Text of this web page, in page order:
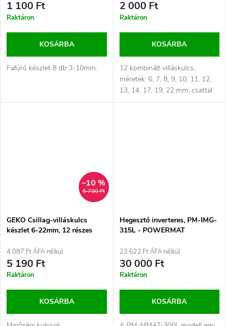
1 100 Ft
Raktáron
KOSÁRBA
Fafúró készlet 8 db 3-10mm.
2 000 Ft
Raktáron
KOSÁRBA
12 kombinált villáskulcs,
méretek: 6, 7, 8, 9, 10, 11, 12,
13, 14, 17, 19, 22 mm, csattal
együtt
5 790 Ft
–10 %
GEKO Csillag-villáskulcs
készlet 6-22mm, 12 részes
4 087 Ft ÁFA nélkül
5 190 Ft
Raktáron
KOSÁRBA
Hegesztő inverteres, PM-IMG-
315L - POWERMAT
23 622 Ft ÁFA nélkül
30 000 Ft
Raktáron
KOSÁRBA